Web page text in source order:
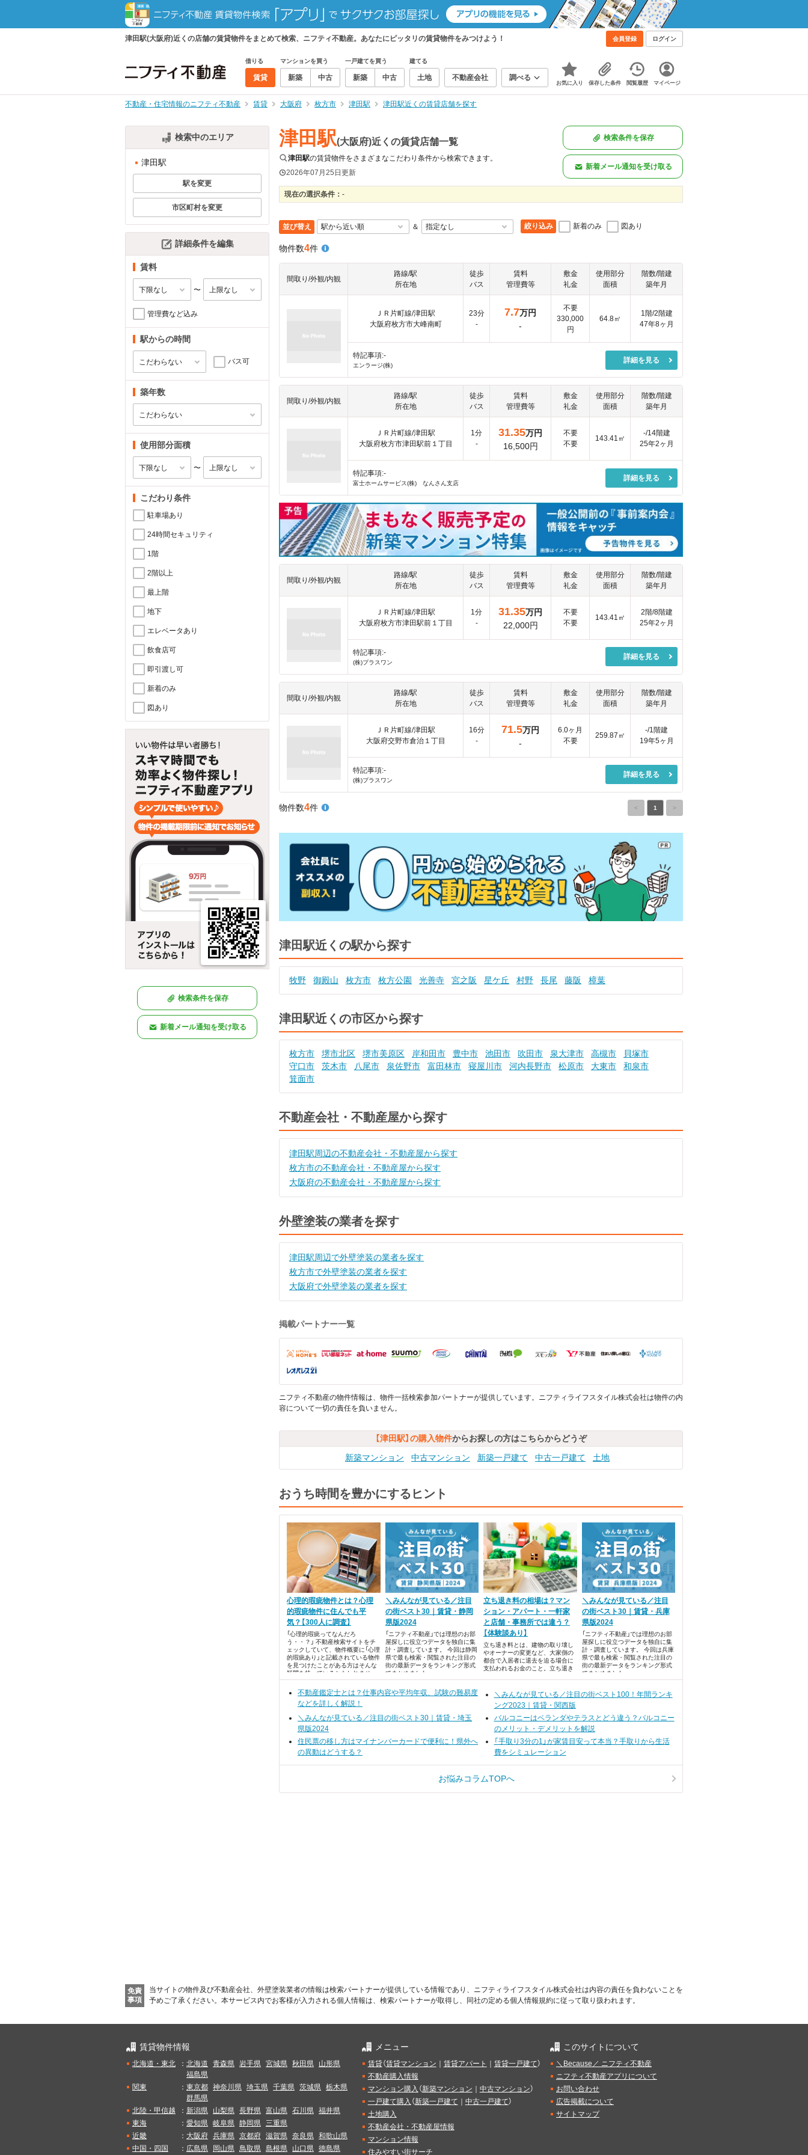
津田駅(大阪府)近くの店舗の賃貸物件をまとめて検索、ニフティ不動産。あなたにピッタリの賃貸物件をみつけよう！ 会員登録 ログイン
借りる
賃貸
マンションを買う
新築 中古
一戸建てを買う
新築 中古
建てる
土地 不動産会社 調べる
お気に入り 保存した条件 閲覧履歴 マイページ
不動産・住宅情報のニフティ不動産 賃貸 大阪府 枚方市 津田駅 津田駅近くの賃貸店舗を探す
検索中のエリア
津田駅
駅を変更
市区町村を変更
詳細条件を編集
賃料
〜
管理費など込み
駅からの時間
バス可
築年数
使用部分面積
〜
こだわり条件
駐車場あり
24時間セキュリティ
1階
2階以上
最上階
地下
エレベータあり
飲食店可
即引渡し可
新着のみ
図あり
検索条件を保存
新着メール通知を受け取る
津田駅(大阪府)近くの賃貸店舗一覧
津田駅の賃貸物件をさまざまなこだわり条件から検索できます。
2026年07月25日更新
検索条件を保存
新着メール通知を受け取る
現在の選択条件： -
並び替え ＆ 絞り込み 新着のみ 図あり
物件数4件
間取り/外観/内観
路線/駅
所在地
徒歩
バス
賃料
管理費等
敷金
礼金
使用部分
面積
階数/階建
築年月
ＪＲ片町線/津田駅
大阪府枚方市大峰南町
23分
-
7.7万円
-
不要
330,000
円
64.8㎡
1階/2階建
47年8ヶ月
特記事項:-
エンラージ(株)
詳細を見る
間取り/外観/内観
路線/駅
所在地
徒歩
バス
賃料
管理費等
敷金
礼金
使用部分
面積
階数/階建
築年月
ＪＲ片町線/津田駅
大阪府枚方市津田駅前１丁目
1分
-
31.35万円
16,500円
不要
不要
143.41㎡
-/14階建
25年2ヶ月
特記事項:-
富士ホームサービス(株) なんさん支店
詳細を見る
間取り/外観/内観
路線/駅
所在地
徒歩
バス
賃料
管理費等
敷金
礼金
使用部分
面積
階数/階建
築年月
ＪＲ片町線/津田駅
大阪府枚方市津田駅前１丁目
1分
-
31.35万円
22,000円
不要
不要
143.41㎡
2階/8階建
25年2ヶ月
特記事項:-
(株)プラスワン
詳細を見る
間取り/外観/内観
路線/駅
所在地
徒歩
バス
賃料
管理費等
敷金
礼金
使用部分
面積
階数/階建
築年月
ＪＲ片町線/津田駅
大阪府交野市倉治１丁目
16分
-
71.5万円
-
6.0ヶ月
不要
259.87㎡
-/1階建
19年5ヶ月
特記事項:-
(株)プラスワン
詳細を見る
物件数4件 < 1 >
津田駅近くの駅から探す
牧野 御殿山 枚方市 枚方公園 光善寺 宮之阪 星ケ丘 村野 長尾 藤阪 樟葉
津田駅近くの市区から探す
枚方市 堺市北区 堺市美原区 岸和田市 豊中市 池田市 吹田市 泉大津市 高槻市
貝塚市
守口市
茨木市 八尾市 泉佐野市 富田林市 寝屋川市 河内長野市 松原市 大東市
和泉市
箕面市
不動産会社・不動産屋から探す
津田駅周辺の不動産会社・不動産屋から探す
枚方市の不動産会社・不動産屋から探す
大阪府の不動産会社・不動産屋から探す
外壁塗装の業者を探す
津田駅周辺で外壁塗装の業者を探す
枚方市で外壁塗装の業者を探す
大阪府で外壁塗装の業者を探す
掲載パートナー一覧
ニフティ不動産の物件情報は、物件一括検索参加パートナーが提供しています。ニフティライフスタイル株式会社は物件の内
容について一切の責任を負いません。
【津田駅】の購入物件からお探しの方はこちらからどうぞ
新築マンション
中古マンション 新築一戸建て 中古一戸建て 土地
おうち時間を豊かにするヒント
心理的瑕疵物件とは？心理
的瑕疵物件に住んでも平
気？【300人に調査】
「心理的瑕疵ってなんだろ
う・・？」 不動産検索サイトをチ
ェックしていて、物件概要に「心理
的瑕疵あり」と記載されている物件
を見つけたことがある方はそんな
疑問を持っているかもしれませ
ん。 心理的瑕疵はきちんと理解し
ていないと、後で悔やむことにな
るかもしれないということを知っ
ていますか？
＼みんなが見ている／注目
の街ベスト30｜賃貸・静岡
県版2024
「ニフティ不動産」では理想のお部
屋探しに役立つデータを独自に集
計・調査しています。 今回は静岡
県で最も検索・閲覧された注目の
街の最新データをランキング形式
でまとめました。
立ち退き料の相場は？マン
ション・アパート・一軒家
と店舗・事務所では違う？
【体験談あり】
立ち退き料とは、建物の取り壊し
やオーナーの変更など、大家側の
都合で入居者に退去を迫る場合に
支払われるお金のこと。立ち退き
＼みんなが見ている／注目
の街ベスト30｜賃貸・兵庫
県版2024
「ニフティ不動産」では理想のお部
屋探しに役立つデータを独自に集
計・調査しています。 今回は兵庫
県で最も検索・閲覧された注目の
街の最新データをランキング形式
でまとめました。
不動産鑑定士とは？仕事内容や平均年収、試験の難易度
などを詳しく解説！
＼みんなが見ている／注目の街ベスト100！年間ランキ
ング2023｜賃貸・関西版
＼みんなが見ている／注目の街ベスト30｜賃貸・埼玉
県版2024
バルコニーはベランダやテラスとどう違う？バルコニー
のメリット・デメリットを解説
住民票の移し方はマイナンバーカードで便利に！県外へ
の異動はどうする？
「手取り3分の1」が家賃目安って本当？手取りから生活
費をシミュレーション
お悩みコラムTOPへ
免責
事項
当サイトの物件及び不動産会社、外壁塗装業者の情報は検索パートナーが提供している情報であり、ニフティライフスタイル株式会社は内容の責任を負わないことを
予めご了承ください。 本サービス内でお客様が入力される個人情報は、検索パートナーが取得し、同社の定める個人情報規約に従って取り扱われます。
賃貸物件情報
北海道・東北 ： 北海道 青森県 岩手県 宮城県 秋田県
山形県
福島県
関東
： 東京都 神奈川県 埼玉県 千葉県 茨城県
栃木県
群馬県
北陸・甲信越
： 新潟県 山梨県 長野県 富山県 石川県
福井県
東海
： 愛知県 岐阜県 静岡県
三重県
近畿
： 大阪府 兵庫県 京都府 滋賀県 奈良県
和歌山県
中国・四国
： 広島県 岡山県 鳥取県 島根県 山口県
徳島県
メニュー
賃貸（賃貸マンション ｜ 賃貸アパート ｜ 賃貸一戸建て）
不動産購入情報
マンション購入 （新築マンション ｜ 中古マンション）
一戸建て購入 （新築一戸建て ｜ 中古一戸建て）
土地購入
不動産会社・不動産屋情報
マンション情報
住みやすい街サーチ
このサイトについて
＼Because／ ニフティ不動産
ニフティ不動産アプリについて
お問い合わせ
広告掲載について
サイトマップ